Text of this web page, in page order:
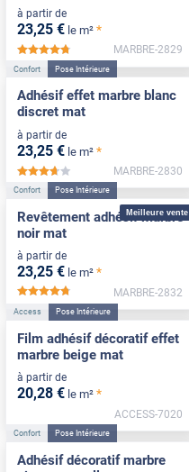
à partir de
23,25 € le m² *
*****
MARBRE-2829
Confort Pose Intérieure
Adhésif effet marbre blanc
discret mat
à partir de
23,25 € le m² *
*****
MARBRE-2830
Meilleure vente
Confort Pose Intérieure
Revêtement adhésif marbre
noir mat
à partir de
23,25 € le m² *
*****
MARBRE-2832
Access Pose Intérieure
Film adhésif décoratif effet
marbre beige mat
à partir de
20,28 € le m² *
ACCESS-7020
Confort Pose Intérieure
Adhésif décoratif marbre